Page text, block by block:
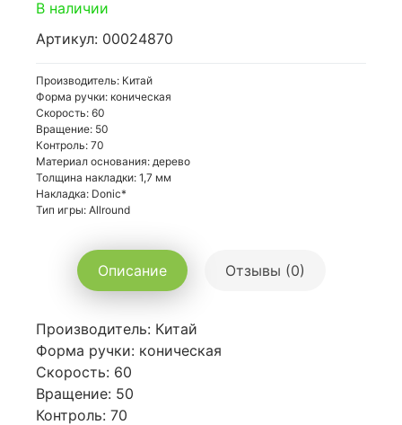
В наличии
Артикул: 00024870
Производитель: Китай
Форма ручки: коническая
Скорость: 60
Вращение: 50
Контроль: 70
Материал основания: дерево
Толщина накладки: 1,7 мм
Накладка: Donic*
Тип игры: Allround
Описание Отзывы (0)
Производитель: Китай
Форма ручки: коническая
Скорость: 60
Вращение: 50
Контроль: 70